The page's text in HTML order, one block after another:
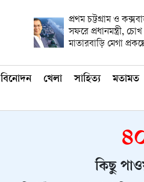
প্রথম চট্টগ্রাম ও
সফরে প্রধানমন্ত্রী, চোখ
মাতারবাড়ি মেগা
বিনোদন খেলা সাহিত্য মতামত
কিছু